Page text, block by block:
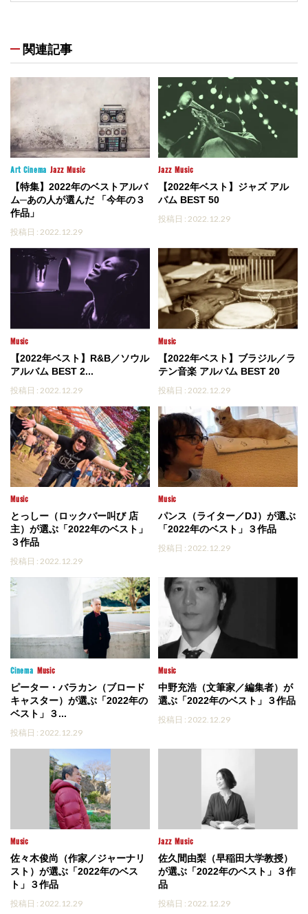
関連記事
Art Cinema Jazz Music
【特集】2022年のベストアルバ
ム─あの人が選んだ 「今年の３
作品」
投稿日 : 2022.12.29
Jazz Music
【2022年ベスト】ジャズ アル
バム BEST 50
投稿日 : 2022.12.29
Music
【2022年ベスト】R&B／ソウル
アルバム BEST 2...
投稿日 : 2022.12.29
Music
【2022年ベスト】ブラジル／ラ
テン音楽 アルバム BEST 20
投稿日 : 2022.12.29
Music
とっしー（ロックバー叫び 店
主）が選ぶ「2022年のベスト」
３作品
投稿日 : 2022.12.29
Music
パンス（ライター／DJ）が選ぶ
「2022年のベスト」３作品
投稿日 : 2022.12.29
Cinema Music
ピーター・バラカン（ブロード
キャスター）が選ぶ「2022年の
ベスト」３...
投稿日 : 2022.12.29
Music
中野充浩（文筆家／編集者）が
選ぶ「2022年のベスト」３作品
投稿日 : 2022.12.29
Music
佐々木俊尚（作家／ジャーナリ
スト）が選ぶ「2022年のベス
ト」３作品
投稿日 : 2022.12.29
Jazz Music
佐久間由梨（早稲田大学教授）
が選ぶ「2022年のベスト」３作
品
投稿日 : 2022.12.29